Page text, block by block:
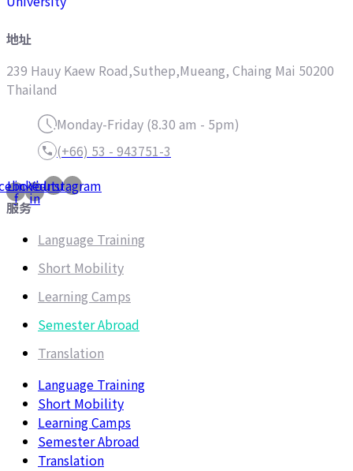
地址
239 Hauy Kaew Road,Suthep,Mueang, Chaing Mai 50200
Thailand
Monday-Friday (8.30 am - 5pm)
(+66) 53 - 943751-3
f
Linkedin-
in
Youtube
Instagram
服务
Language Training
Short Mobility
Learning Camps
Semester Abroad
Translation
Language Training
Short Mobility
Learning Camps
Semester Abroad
Translation